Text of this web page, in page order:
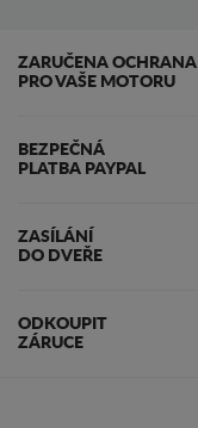
ZARUČENA OCHRANA
PRO VAŠE MOTORU
BEZPEČNÁ
PLATBA PAYPAL
ZASÍLÁNÍ
DO DVEŘE
ODKOUPIT
ZÁRUCE